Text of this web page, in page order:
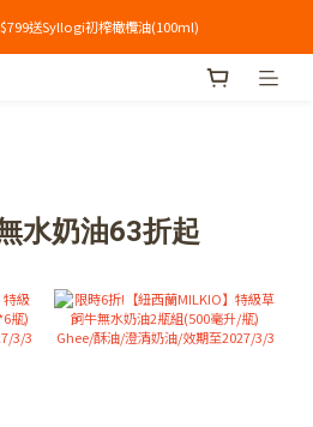
滿$699享免運🔥
送Syllogi初榨橄欖油(100ml)
水奶油63折起